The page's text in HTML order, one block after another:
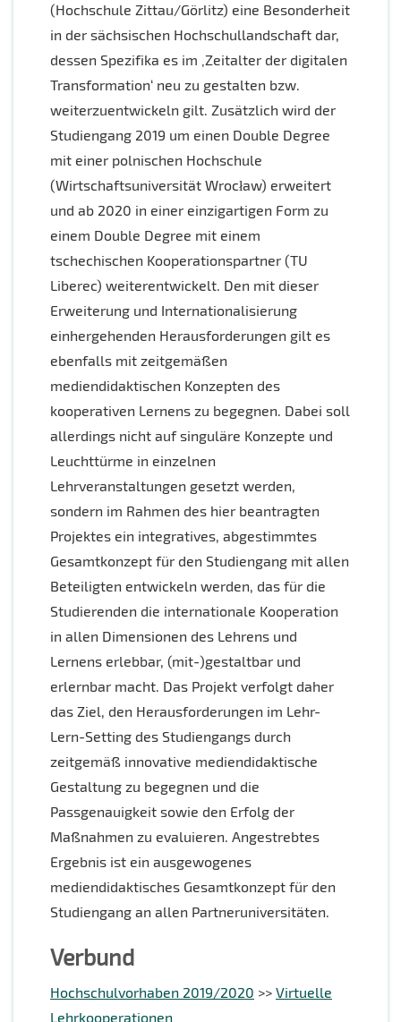
(Hochschule Zittau/Görlitz) eine Besonderheit
in der sächsischen Hochschullandschaft dar,
dessen Spezifika es im ‚Zeitalter der digitalen
Transformation‘ neu zu gestalten bzw.
weiterzuentwickeln gilt. Zusätzlich wird der
Studiengang 2019 um einen Double Degree
mit einer polnischen Hochschule
(Wirtschaftsuniversität Wrocław) erweitert
und ab 2020 in einer einzigartigen Form zu
einem Double Degree mit einem
tschechischen Kooperationspartner (TU
Liberec) weiterentwickelt. Den mit dieser
Erweiterung und Internationalisierung
einhergehenden Herausforderungen gilt es
ebenfalls mit zeitgemäßen
mediendidaktischen Konzepten des
kooperativen Lernens zu begegnen. Dabei soll
allerdings nicht auf singuläre Konzepte und
Leuchttürme in einzelnen
Lehrveranstaltungen gesetzt werden,
sondern im Rahmen des hier beantragten
Projektes ein integratives, abgestimmtes
Gesamtkonzept für den Studiengang mit allen
Beteiligten entwickeln werden, das für die
Studierenden die internationale Kooperation
in allen Dimensionen des Lehrens und
Lernens erlebbar, (mit-)gestaltbar und
erlernbar macht. Das Projekt verfolgt daher
das Ziel, den Herausforderungen im Lehr-
Lern-Setting des Studiengangs durch
zeitgemäß innovative mediendidaktische
Gestaltung zu begegnen und die
Passgenauigkeit sowie den Erfolg der
Maßnahmen zu evaluieren. Angestrebtes
Ergebnis ist ein ausgewogenes
mediendidaktisches Gesamtkonzept für den
Studiengang an allen Partneruniversitäten.
Verbund
Hochschulvorhaben 2019/2020 >> Virtuelle
Lehrkooperationen